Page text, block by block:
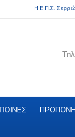
Η Ε.Π.Σ.
ΠΟΙΝΕΣ